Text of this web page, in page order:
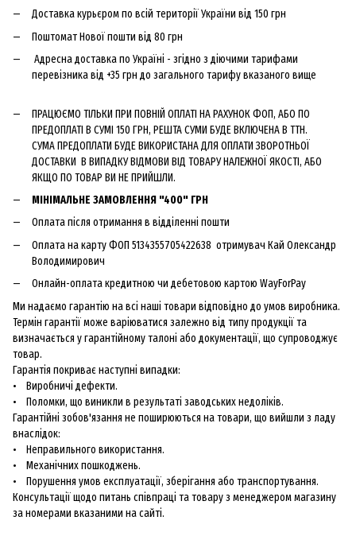
Доставка курьєром по всій території України від 150 грн
Поштомат Нової пошти від 80 грн
Адресна доставка по Україні - згідно з діючими тарифами
перевізника від +35 грн до загального тарифу вказаного вище
ПРАЦЮЄМО ТІЛЬКИ ПРИ ПОВНІЙ ОПЛАТІ НА РАХУНОК ФОП, АБО ПО
ПРЕДОПЛАТІ В СУМІ 150 ГРН, РЕШТА СУМИ БУДЕ ВКЛЮЧЕНА В ТТН.
СУМА ПРЕДОПЛАТИ БУДЕ ВИКОРИСТАНА ДЛЯ ОПЛАТИ ЗВОРОТНЬОЇ
ДОСТАВКИ В ВИПАДКУ ВІДМОВИ ВІД ТОВАРУ НАЛЕЖНОЇ ЯКОСТІ, АБО
ЯКЩО ПО ТОВАР ВИ НЕ ПРИЙШЛИ.
МІНІМАЛЬНЕ ЗАМОВЛЕННЯ "400" ГРН
Оплата після отримання в відділенні пошти
Оплата на карту ФОП 5134355705422638 отримувач Кай Олександр
Володимирович
Онлайн-оплата кредитною чи дебетовою картою WayForPay
Ми надаємо гарантію на всі наші товари відповідно до умов виробника.
Термін гарантії може варіюватися залежно від типу продукції та
визначається у гарантійному талоні або документації, що супроводжує
товар.
Гарантія покриває наступні випадки:
• Виробничі дефекти.
• Поломки, що виникли в результаті заводських недоліків.
Гарантійні зобов'язання не поширюються на товари, що вийшли з ладу
внаслідок:
• Неправильного використання.
• Механічних пошкоджень.
• Порушення умов експлуатації, зберігання або транспортування.
Консультації щодо питань співпраці та товару з менеджером магазину
за номерами вказаними на сайті.